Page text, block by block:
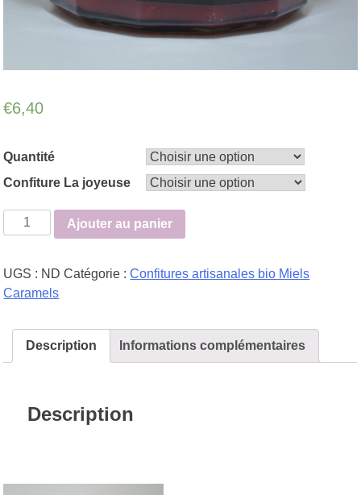
€6,40
Quantité
Confiture La joyeuse
quantité
de
joyeuse
-
Cerise
Ajouter au panier
UGS : ND Catégorie :Confitures artisanales bio Miels
Caramels
Description Informations complémentaires
Description